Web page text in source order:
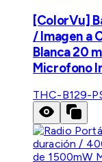
[ColorVu]
/ Imagen a
Blanca 20
Microfono
THC-B129-